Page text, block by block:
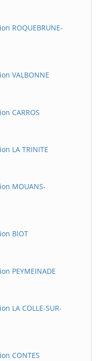
ROQUEBRUNE-
VALBONNE
CARROS
LA TRINITE
MOUANS-
BIOT
PEYMEINADE
LA COLLE-SUR-
CONTES